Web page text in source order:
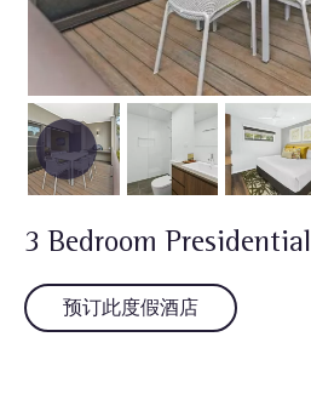
3 Bedroom Presidential
预订此度假酒店